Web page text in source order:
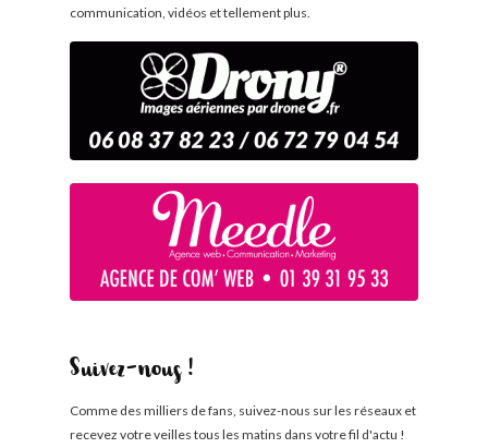
communication, vidéos et tellement plus.
Suivez-nous !
Comme des milliers de fans, suivez-nous sur les réseaux et
recevez votre veilles tous les matins dans votre fil d'actu !